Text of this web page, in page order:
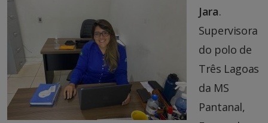
Jara.
Supervisora
do polo de
Três Lagoas
da MS
Pantanal,